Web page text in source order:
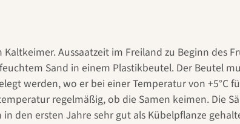
Aussaatzeit im Freiland zu Beginn des
Sand in einem Plastikbeutel. Der Beutel
werden, wo er bei einer Temperatur von +5°C
regelmäßig, ob die Samen keimen. Die
den ersten Jahre sehr gut als Kübelpflanze